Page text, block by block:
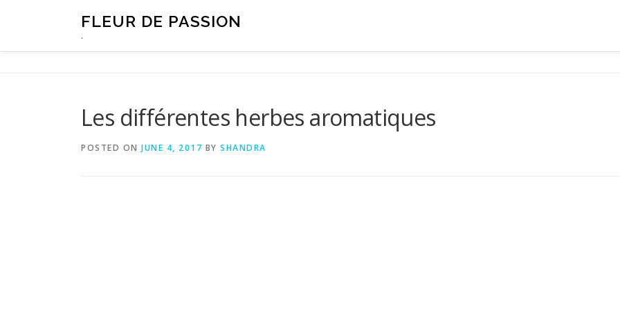
FLEUR DE PASSION
.
Les différentes herbes aromatiques
POSTED ON JUNE 4, 2017 BY SHANDRA